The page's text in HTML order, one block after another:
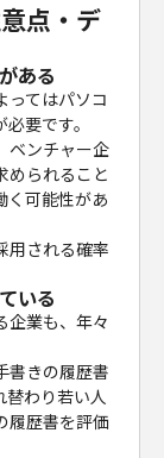
点・デ
ある
ってはパソコ
要です。
ベンチャー企
められること
く可能性があ
用される確率
いる
企業も、年々
書きの履歴書
替わり若い人
履歴書を評価